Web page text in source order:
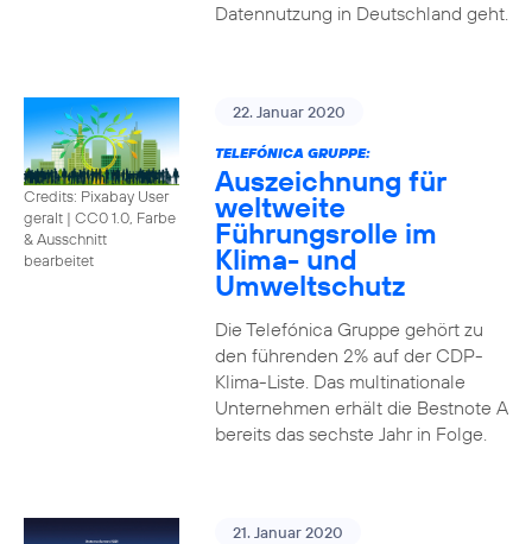
Datennutzung in Deutschland geht.
Credits: Pixabay User
geralt | CC0 1.0, Farbe
& Ausschnitt
bearbeitet
22. Januar 2020
TELEFÓNICA GRUPPE:
Auszeichnung für
weltweite
Führungsrolle im
Klima- und
Umweltschutz
Die Telefónica Gruppe gehört zu
den führenden 2% auf der CDP-
Klima-Liste. Das multinationale
Unternehmen erhält die Bestnote A
bereits das sechste Jahr in Folge.
21. Januar 2020